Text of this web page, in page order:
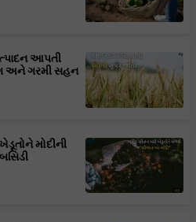
આપતી
અને ગરમી સહન
મોદીની